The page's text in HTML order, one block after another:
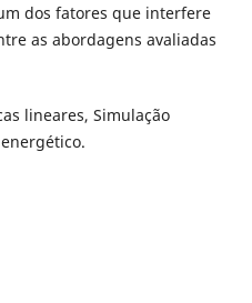
dos fatores que interfere
as abordagens avaliadas
lineares, Simulação